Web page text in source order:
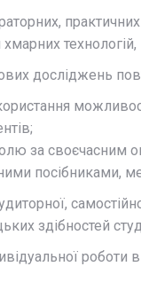
практичних
досліджень
за своєчасним
посібниками,
здібностей
роботи